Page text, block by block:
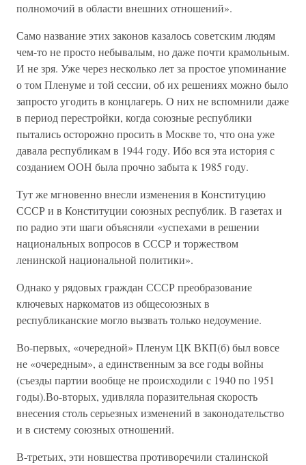
полномочий в области внешних отношений».
Само название этих законов казалось советским людям
чем-то не просто небывалым, но даже почти крамольным.
И не зря. Уже через несколько лет за простое упоминание
о том Пленуме и той сессии, об их решениях можно было
запросто угодить в концлагерь. О них не вспомнили даже
в период перестройки, когда союзные республики
пытались осторожно просить в Москве то, что она уже
давала республикам в 1944 году. Ибо вся эта история с
созданием ООН была прочно забыта к 1985 году.
Тут же мгновенно внесли изменения в Конституцию
СССР и в Конституции союзных республик. В газетах и
по радио эти шаги объясняли «успехами в решении
национальных вопросов в СССР и торжеством
ленинской национальной политики».
Однако у рядовых граждан СССР преобразование
ключевых наркоматов из общесоюзных в
республиканские могло вызвать только недоумение.
Во-первых, «очередной» Пленум ЦК ВКП(б) был вовсе
не «очередным», а единственным за все годы войны
(съезды партии вообще не происходили с 1940 по 1951
годы).Во-вторых, удивляла поразительная скорость
внесения столь серьезных изменений в законодательство
и в систему союзных отношений.
В-третьих, эти новшества противоречили сталинской